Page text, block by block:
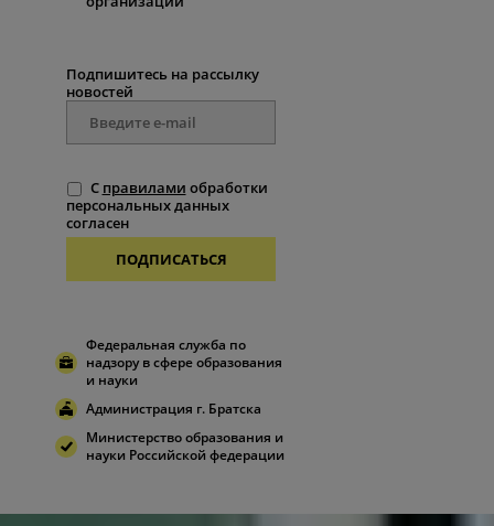
Подпишитесь на рассылку
новостей
С правилами обработки
персональных данных
согласен
ПОДПИСАТЬСЯ
Федеральная служба по
надзору в сфере образования
и науки
Администрация г. Братска
Министерство образования и
науки Российской федерации